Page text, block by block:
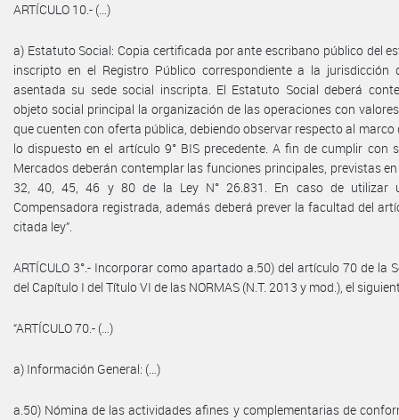
ARTÍCULO 10.- (…)
a) Estatuto Social: Copia certificada por ante escribano público del
inscripto en el Registro Público correspondiente a la jurisdicción
asentada su sede social inscripta. El Estatuto Social deberá
objeto social principal la organización de las operaciones con
que cuenten con oferta pública, debiendo observar respecto al
lo dispuesto en el artículo 9° BIS precedente. A fin de cumplir con
Mercados deberán contemplar las funciones principales, previstas
32, 40, 45, 46 y 80 de la Ley N° 26.831. En caso de utilizar
Compensadora registrada, además deberá prever la facultad del
citada ley”.
ARTÍCULO 3°.- Incorporar como apartado a.50) del artículo 70 de la
del Capítulo I del Título VI de las NORMAS (N.T. 2013 y mod.), el
“ARTÍCULO 70.- (…)
a) Información General: (…)
a.50) Nómina de las actividades afines y complementarias de